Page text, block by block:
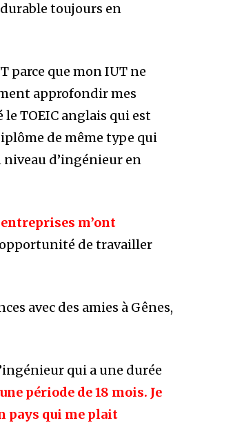
toujours en
parce que mon IUT ne
approfondir mes
le TOEIC anglais qui est
de même type qui
niveau d’ingénieur en
m’ont
de travailler
avec des amies à Gênes,
qui a une durée
période de 18 mois. Je
pays qui me plait